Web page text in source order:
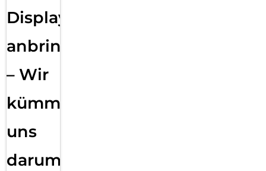
Displayfolie
anbringen
– Wir
kümmern
uns
darum!